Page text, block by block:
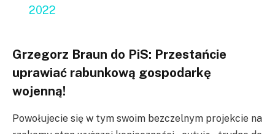
2022
Grzegorz Braun do PiS: Przestańcie
uprawiać rabunkową gospodarkę
wojenną!
Powołujecie się w tym swoim bezczelnym projekcie na